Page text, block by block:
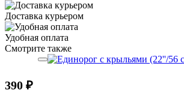
Доставка курьером
Удобная оплата
Смотрите также
390 ₽